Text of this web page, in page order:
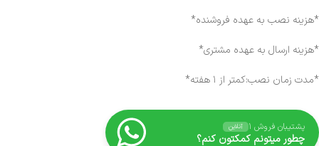
*هزینه نصب به عهده فروشنده*
*هزینه ارسال به عهده مشتری*
*مدت زمان نصب:کمتر از ۱ هفته*
پشتیبان فروش ۱ آنلاین
چطور میتونم کمکتون کنم؟